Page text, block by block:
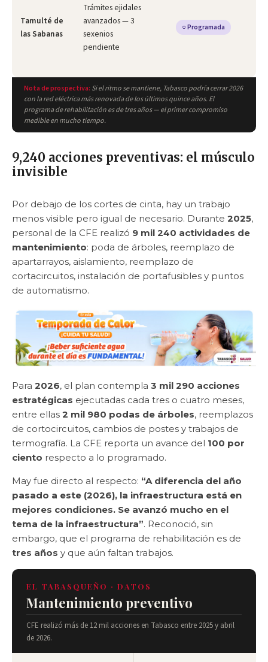
Tamulté de
las Sabanas
Trámites ejidales
avanzados — 3
sexenios
pendiente
○ Programada
Nota de prospectiva: Si el ritmo se mantiene, Tabasco podría cerrar 2026
con la red eléctrica más renovada de los últimos quince años. El
programa de rehabilitación es de tres años — el primer compromiso
medible en mucho tiempo.
9,240 acciones preventivas: el músculo
invisible
Por debajo de los cortes de cinta, hay un trabajo
menos visible pero igual de necesario. Durante 2025,
personal de la CFE realizó 9 mil 240 actividades de
mantenimiento: poda de árboles, reemplazo de
apartarrayos, aislamiento, reemplazo de
cortacircuitos, instalación de portafusibles y puntos
de automatismo.
Para 2026, el plan contempla 3 mil 290 acciones
estratégicas ejecutadas cada tres o cuatro meses,
entre ellas 2 mil 980 podas de árboles, reemplazos
de cortocircuitos, cambios de postes y trabajos de
termografía. La CFE reporta un avance del 100 por
ciento respecto a lo programado.
May fue directo al respecto: “A diferencia del año
pasado a este (2026), la infraestructura está en
mejores condiciones. Se avanzó mucho en el
tema de la infraestructura”. Reconoció, sin
embargo, que el programa de rehabilitación es de
tres años y que aún faltan trabajos.
EL TABASQUEÑO · DATOS
Mantenimiento preventivo
CFE realizó más de 12 mil acciones en Tabasco entre 2025 y abril
de 2026.